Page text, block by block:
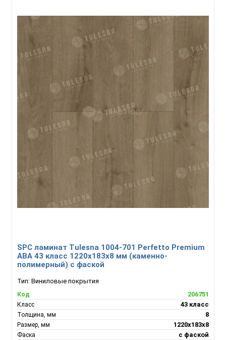
SPC ламинат Tulesna 1004-701 Perfetto Premium
ABA 43 класс 1220х183х8 мм (каменно-
полимерный) с фаской
Тип: Виниловые покрытия
Код 206751
Класс 43 класс
Толщина, мм 8
Размер, мм 1220х183х8
Фаска с фаской